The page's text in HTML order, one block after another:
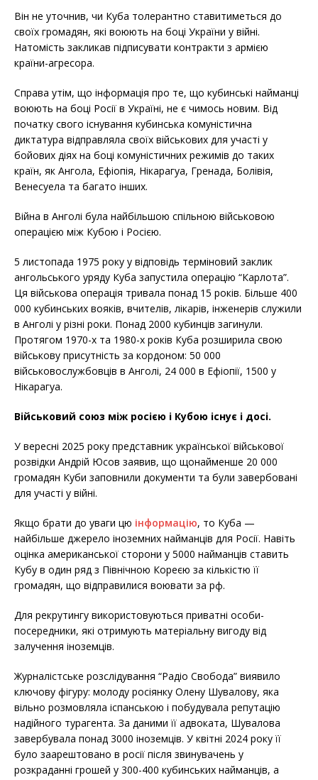
Він не уточнив, чи Куба толерантно ставитиметься до
своїх громадян, які воюють на боці України у війні.
Натомість закликав підписувати контракти з армією
країни-агресора.
Справа утім, що інформація про те, що кубинські найманці
воюють на боці Росії в Україні, не є чимось новим. Від
початку свого існування кубинська комуністична
диктатура відправляла своїх військових для участі у
бойових діях на боці комуністичних режимів до таких
країн, як Ангола, Ефіопія, Нікарагуа, Гренада, Болівія,
Венесуела та багато інших.
Війна в Анголі була найбільшою спільною військовою
операцією між Кубою і Росією.
5 листопада 1975 року у відповідь терміновий заклик
ангольського уряду Куба запустила операцію “Карлота”.
Ця військова операція тривала понад 15 років. Більше 400
000 кубинських вояків, вчителів, лікарів, інженерів служили
в Анголі у різні роки. Понад 2000 кубинців загинули.
Протягом 1970-х та 1980-х років Куба розширила свою
військову присутність за кордоном: 50 000
військовослужбовців в Анголі, 24 000 в Ефіопії, 1500 у
Нікарагуа.
Військовий союз між росією і Кубою існує і досі.
У вересні 2025 року представник української військової
розвідки Андрій Юсов заявив, що щонайменше 20 000
громадян Куби заповнили документи та були завербовані
для участі у війні.
Якщо брати до уваги цю інформацію, то Куба —
найбільше джерело іноземних найманців для Росії. Навіть
оцінка американської сторони у 5000 найманців ставить
Кубу в один ряд з Північною Кореєю за кількістю її
громадян, що відправилися воювати за рф.
Для рекрутингу використовуються приватні особи-
посередники, які отримують матеріальну вигоду від
залучення іноземців.
Журналістське розслідування “Радіо Свобода” виявило
ключову фігуру: молоду росіянку Олену Шувалову, яка
вільно розмовляла іспанською і побудувала репутацію
надійного турагента. За даними її адвоката, Шувалова
завербувала понад 3000 іноземців. У квітні 2024 року її
було заарештовано в росії після звинувачень у
розкраданні грошей у 300-400 кубинських найманців, а